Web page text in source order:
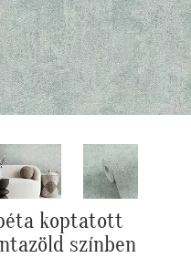
koptatott
színben